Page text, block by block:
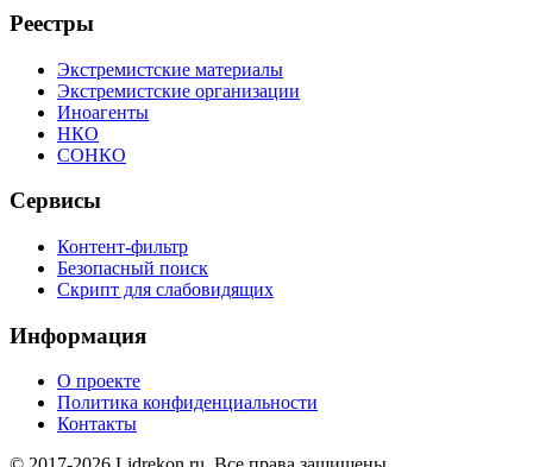
Реестры
Экстремистские материалы
Экстремистские организации
Иноагенты
НКО
СОНКО
Сервисы
Контент-фильтр
Безопасный поиск
Скрипт для слабовидящих
Информация
О проекте
Политика конфиденциальности
Контакты